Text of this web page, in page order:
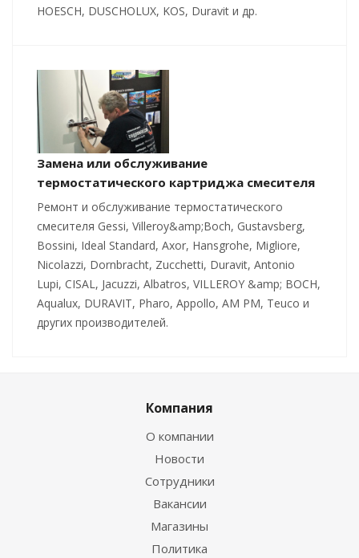
HOESCH, DUSCHOLUX, KOS, Duravit и др.
Замена или обслуживание
термостатического картриджа смесителя
Ремонт и обслуживание термостатического
смесителя Gessi, Villeroy&amp;Boch, Gustavsberg,
Bossini, Ideal Standard, Axor, Hansgrohe, Migliore,
Nicolazzi, Dornbracht, Zucchetti, Duravit, Antonio
Lupi, CISAL, Jacuzzi, Albatros, VILLEROY &amp; BOCH,
Aqualux, DURAVIT, Pharo, Appollo, AM PM, Teuco и
других производителей.
Компания
О компании
Новости
Сотрудники
Вакансии
Магазины
Политика